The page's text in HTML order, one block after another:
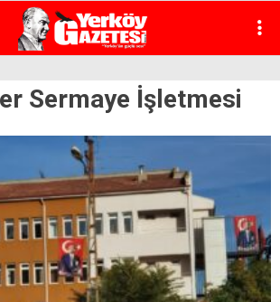
Sermaye İşletmesi